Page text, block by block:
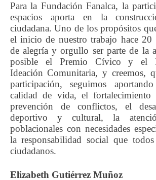
Para la Fundación Fanalca, la
espacios aporta en la
ciudadana. Uno de los propósitos
el inicio de nuestro trabajo hace 20
de alegría y orgullo ser parte de la
posible el Premio Cívico y el
Ideación Comunitaria, y creemos,
participación, seguimos
calidad de vida, el fortalecimiento
prevención de conflictos, el
deportivo y cultural, la
poblacionales con necesidades
la responsabilidad social que
ciudadanos.
Elizabeth Gutiérrez Muñoz